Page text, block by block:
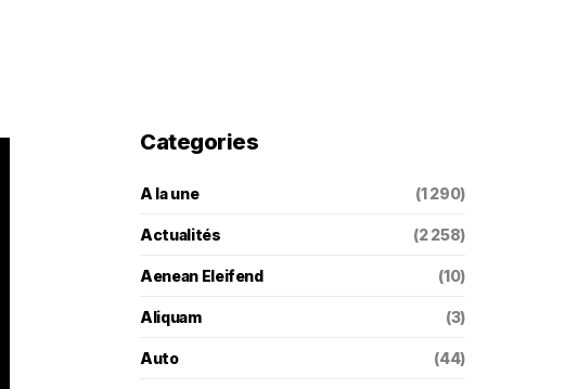
Categories
A la une (1 290)
Actualités (2 258)
Aenean Eleifend (10)
Aliquam (3)
Auto (44)